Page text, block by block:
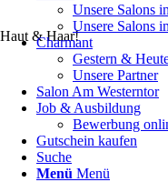
Haut & Haar!
Unsere Salons
Unsere Salons
Charmant
Gestern &
Unsere Partner
Salon Am Westerntor
Job & Ausbildung
Bewerbung
Gutschein kaufen
Suche
Menü Menü